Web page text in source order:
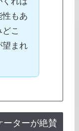
性もあ
こ
望まれ
ーターが絶賛